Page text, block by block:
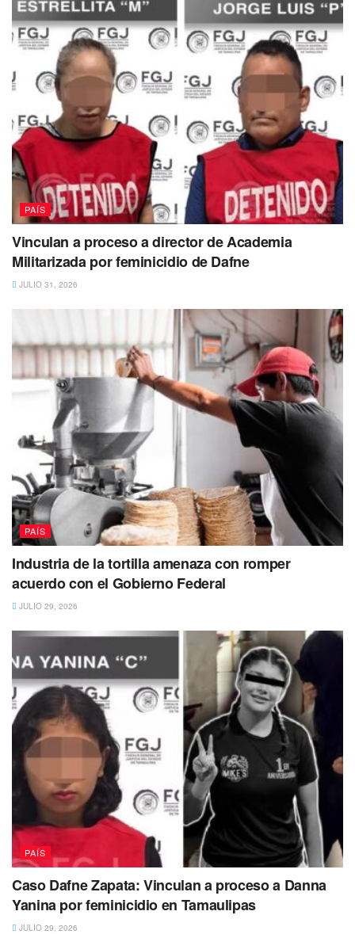
PAÍS
Vinculan a proceso a director de Academia
Militarizada por feminicidio de Dafne
JULIO 31, 2026
PAÍS
Industria de la tortilla amenaza con romper
acuerdo con el Gobierno Federal
JULIO 29, 2026
PAÍS
Caso Dafne Zapata: Vinculan a proceso a Danna
Yanina por feminicidio en Tamaulipas
JULIO 29, 2026